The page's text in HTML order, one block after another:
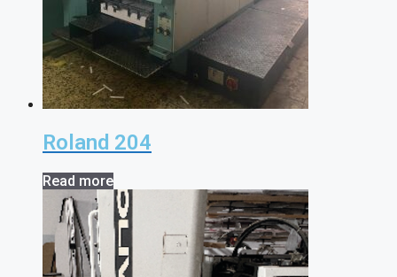
Roland 204
Read more